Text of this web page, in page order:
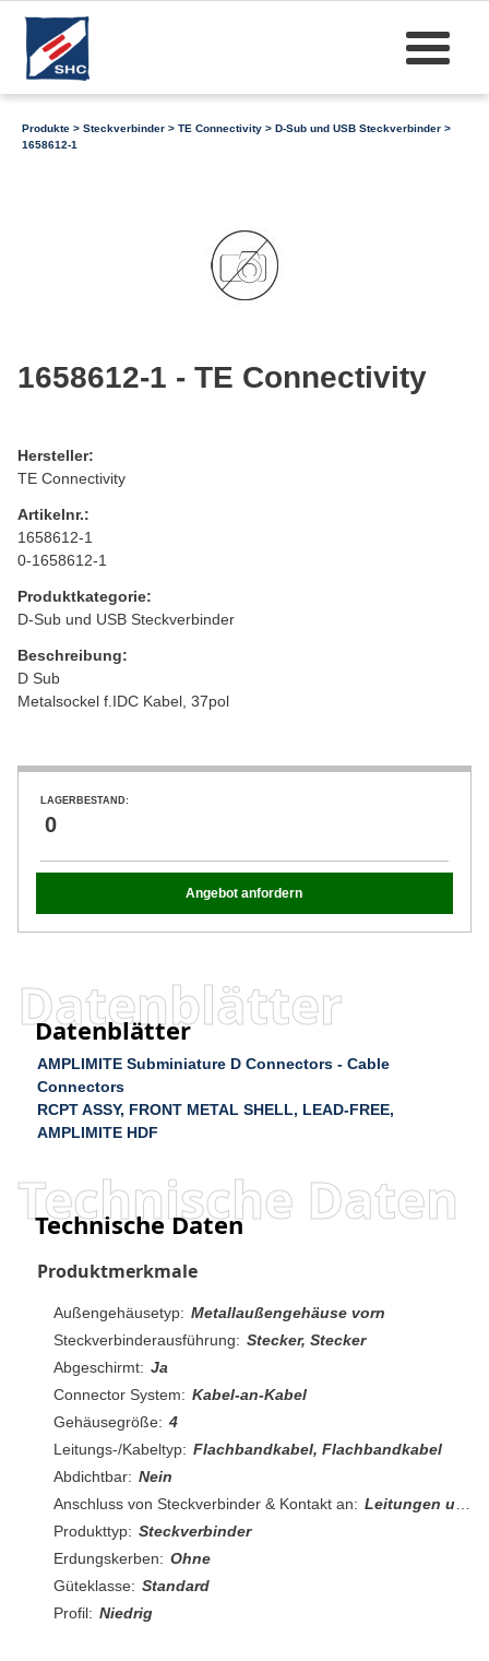
Produkte > Steckverbinder > TE Connectivity > D-Sub und USB Steckverbinder >
1658612-1
1658612-1 - TE Connectivity
Hersteller:
TE Connectivity
Artikelnr.:
1658612-1
0-1658612-1
Produktkategorie:
D-Sub und USB Steckverbinder
Beschreibung:
D Sub
Metalsockel f.IDC Kabel, 37pol
LAGERBESTAND:
0
Angebot anfordern
Datenblätter
Datenblätter
AMPLIMITE Subminiature D Connectors - Cable
Connectors
RCPT ASSY, FRONT METAL SHELL, LEAD-FREE,
AMPLIMITE HDF
Technische Daten
Technische Daten
Produktmerkmale
Außengehäusetyp: Metallaußengehäuse vorn
Steckverbinderausführung: Stecker, Stecker
Abgeschirmt: Ja
Connector System: Kabel-an-Kabel
Gehäusegröße: 4
Leitungs-/Kabeltyp: Flachbandkabel, Flachbandkabel
Abdichtbar: Nein
Anschluss von Steckverbinder & Kontakt an: Leitungen und Kabel
Produkttyp: Steckverbinder
Erdungskerben: Ohne
Güteklasse: Standard
Profil: Niedrig